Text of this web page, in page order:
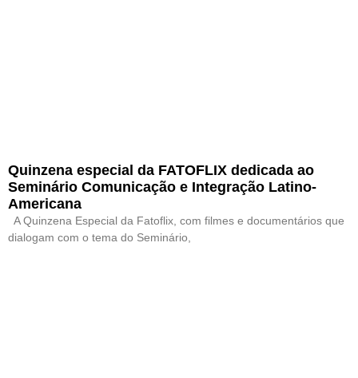
Quinzena especial da FATOFLIX dedicada ao
Seminário Comunicação e Integração Latino-
Americana
A Quinzena Especial da Fatoflix, com filmes e documentários que
dialogam com o tema do Seminário,